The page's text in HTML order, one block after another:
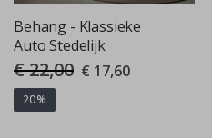
Behang - Klassieke
Auto Stedelijk
€ 22,00 Special
Price
€ 17,60
20%